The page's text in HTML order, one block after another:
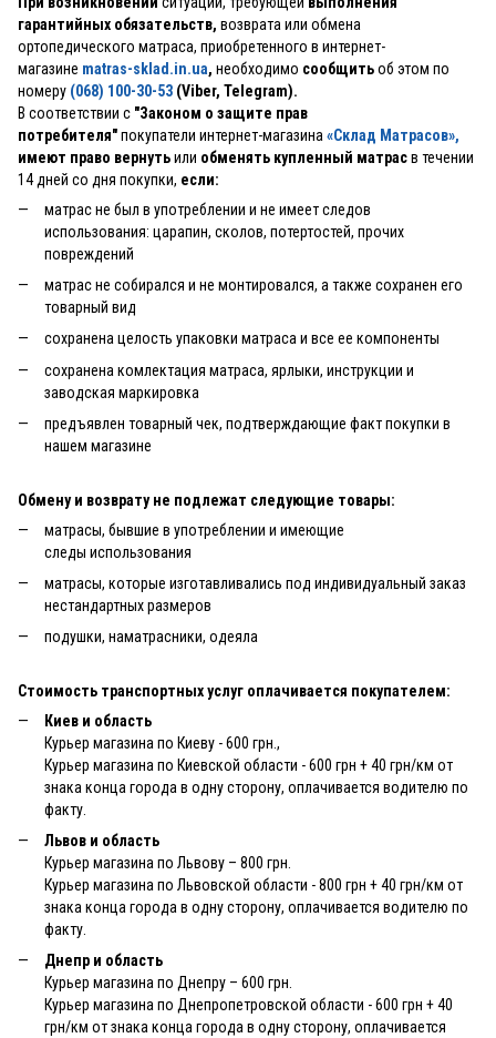
гарантийных обязательств, возврата или обмена
ортопедического матраса, приобретенного в интернет-
магазине matras-sklad.in.ua, необходимо сообщитьоб этом по
номеру (068) 100-30-53 (Viber, Telegram).
В соответствии с "Законом о защите прав
потребителя"покупатели интернет-магазина «Склад Матрасов»,
имеют право вернутьили обменять купленный матрасв течении
14 дней со дня покупки, если:
матрас не был в употреблении и не имеет следов
использования: царапин, сколов, потертостей, прочих
повреждений
матрас не собирался и не монтировался, а также сохранен его
товарный вид
сохранена целость упаковки матраса и все ее компоненты
сохранена комлектация матраса, ярлыки, инструкции и
заводская маркировка
предъявлен товарный чек, подтверждающие факт покупки в
нашем магазине
Обмену и возврату не подлежат следующие товары:
матрасы, бывшие в употреблении и имеющие
следы использования
матрасы, которые изготавливались под индивидуальный заказ
нестандартных размеров
подушки, наматрасники, одеяла
Стоимость транспортных услуг оплачивается покупателем:
Киев и область
Курьер магазина по Киеву - 600 грн.,
Курьер магазина по Киевской области - 600 грн + 40 грн/км от
знака конца города в одну сторону, оплачивается водителю по
факту.
Львов и область
Курьер магазина по Львову – 800 грн.
Курьер магазина по Львовской области - 800 грн + 40 грн/км от
знака конца города в одну сторону, оплачивается водителю по
факту.
Днепр и область
Курьер магазина по Днепру – 600 грн.
Курьер магазина по Днепропетровской области - 600 грн + 40
грн/км от знака конца города в одну сторону, оплачивается